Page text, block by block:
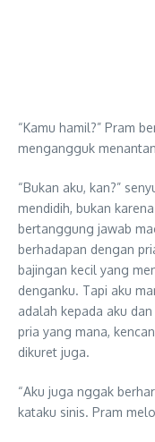
“Kamu hamil?” Pram
mengangguk
“Bukan aku, kan?”
mendidih, bukan
bertanggung jawab
berhadapan dengan
bajingan kecil yang
denganku. Tapi aku
adalah kepada aku
pria yang mana,
dikuret juga.
“Aku juga nggak
kataku sinis. Pram